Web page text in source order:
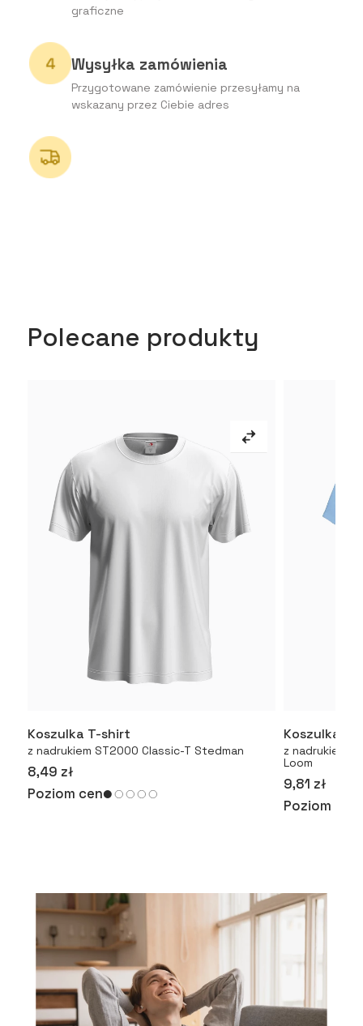
graficzne
Wysyłka zamówienia
Przygotowane zamówienie przesyłamy na
wskazany przez Ciebie adres
Polecane produkty
Koszulka T-shirt
z nadrukiem ST2000 Classic-T Stedman
8,49 zł
Poziom cen
Koszulka
z nadrukiem
Loom
9,81 zł
Poziom cen